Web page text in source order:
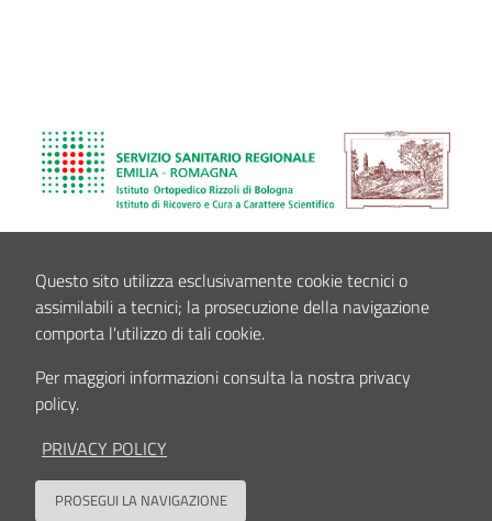
Questo sito utilizza esclusivamente cookie tecnici o
assimilabili a tecnici; la prosecuzione della navigazione
comporta l'utilizzo di tali cookie.
Per maggiori informazioni consulta la nostra privacy
policy.
PRIVACY POLICY
PROSEGUI LA NAVIGAZIONE